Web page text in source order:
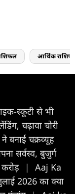
आर्थिक
स्कूटी से भी
चढ़ावा चोरी
बनाई चक्रव्यूह
सर्वस्व, बुजुर्ग
|
Aaj Ka
2026 का क्या